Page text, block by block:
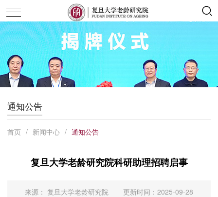
通知公告
首页 / 新闻中心 / 通知公告
复旦大学老龄研究院科研助理招聘启事
来源： 复旦大学老龄研究院 更新时间：2025-09-28